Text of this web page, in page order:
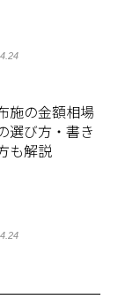
施の金額相場
選び方・書き
も解説